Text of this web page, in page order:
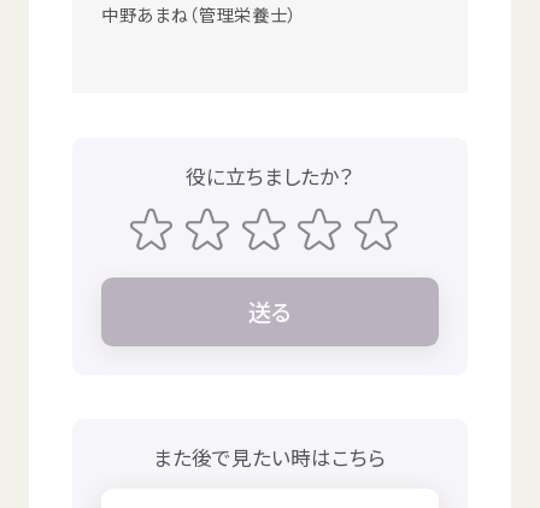
中野あまね（管理栄養士）
役に立ちましたか？
送る
また後で見たい時はこちら